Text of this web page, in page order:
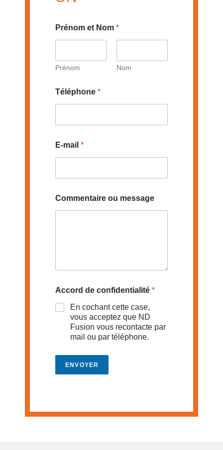
é
l
h
e
A
c
r
s
a
g
Prénom et Nom *
Prénom Nom
Téléphone *
E-mail *
Commentaire ou message
Accord de confidentialité *
En cochant cette case,
vous acceptez que ND
Fusion vous recontacte par
mail ou par téléphone.
ENVOYER